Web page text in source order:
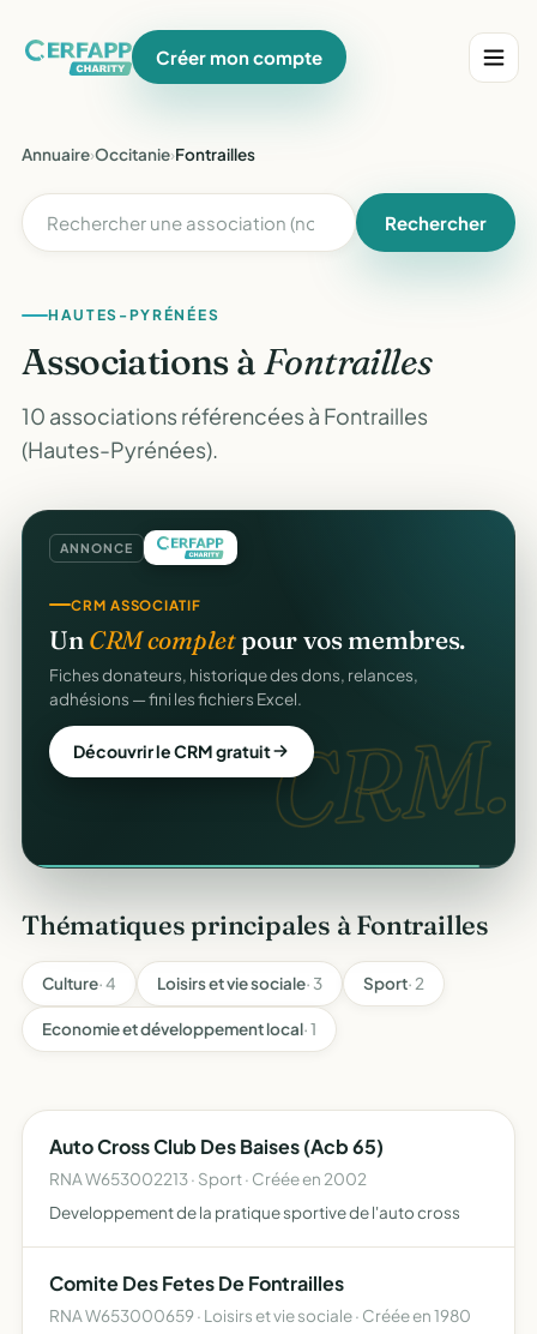
Créer mon compte
Annuaire›Occitanie›Fontrailles
Rechercher
HAUTES-PYRÉNÉES
Associations àFontrailles
10 associations référencées à Fontrailles
(Hautes-Pyrénées).
ANNONCE
CERFA
CRM.
CRM ASSOCIATIF
Un CRM completpour vos membres.
Fiches donateurs, historique des dons, relances,
adhésions — fini les fichiers Excel.
Découvrir le CRM gratuit
Thématiques principales à Fontrailles
Culture· 4 Loisirs et vie sociale· 3 Sport· 2
Economie et développement local· 1
Auto Cross Club Des Baises (Acb 65)
RNA W653002213 · Sport · Créée en 2002
Developpement de la pratique sportive de l'auto cross
Comite Des Fetes De Fontrailles
RNA W653000659 · Loisirs et vie sociale · Créée en 1980